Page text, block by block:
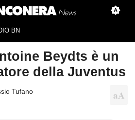
BN
Beydts è un
della Juventus
Tufano